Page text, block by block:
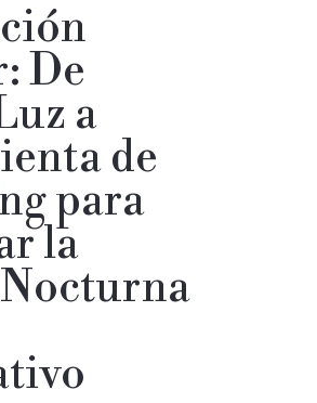
De
a
de
para
la